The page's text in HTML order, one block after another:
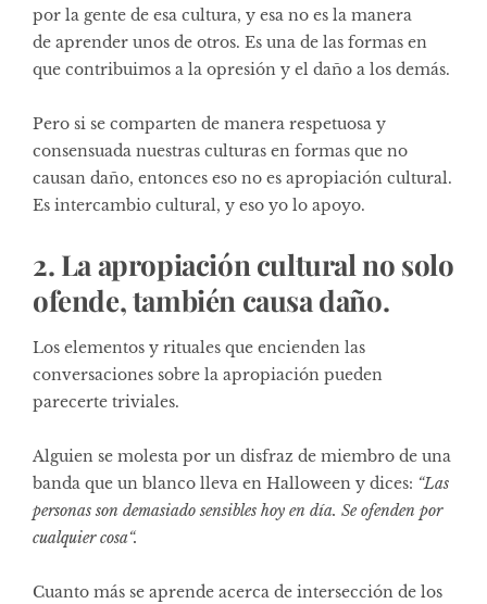
por la gente de esa cultura, y esa no es la manera
de aprender unos de otros. Es una de las formas en
que contribuimos a la opresión y el daño a los demás.
Pero si se comparten de manera respetuosa y
consensuada nuestras culturas en formas que no
causan daño, entonces eso no es apropiación cultural.
Es intercambio cultural, y eso yo lo apoyo.
2. La apropiación cultural no solo
ofende, también causa daño.
Los elementos y rituales que encienden las
conversaciones sobre la apropiación pueden
parecerte triviales.
Alguien se molesta por un disfraz de miembro de una
banda que un blanco lleva en Halloween y dices: “Las
personas son demasiado sensibles hoy en día. Se ofenden por
cualquier cosa“.
Cuanto más se aprende acerca de intersección de los